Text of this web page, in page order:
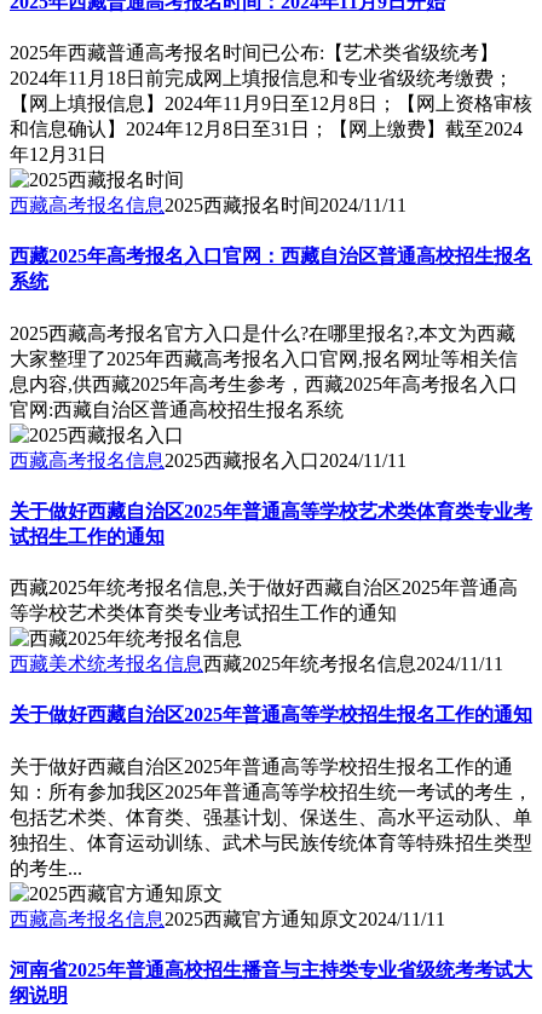
2025年西藏普通高考报名时间已公布:【艺术类省级统考】
2024年11月18日前完成网上填报信息和专业省级统考缴费；
【网上填报信息】2024年11月9日至12月8日；【网上资格审核
和信息确认】2024年12月8日至31日；【网上缴费】截至2024
年12月31日
西藏高考报名信息2025西藏报名时间2024/11/11
西藏2025年高考报名入口官网：西藏自治区普通高校招生报名
系统
2025西藏高考报名官方入口是什么?在哪里报名?,本文为西藏
大家整理了2025年西藏高考报名入口官网,报名网址等相关信
息内容,供西藏2025年高考生参考，西藏2025年高考报名入口
官网:西藏自治区普通高校招生报名系统
西藏高考报名信息2025西藏报名入口2024/11/11
关于做好西藏自治区2025年普通高等学校艺术类体育类专业考
试招生工作的通知
西藏2025年统考报名信息,关于做好西藏自治区2025年普通高
等学校艺术类体育类专业考试招生工作的通知
西藏美术统考报名信息西藏2025年统考报名信息2024/11/11
关于做好西藏自治区2025年普通高等学校招生报名工作的通知
关于做好西藏自治区2025年普通高等学校招生报名工作的通
知：所有参加我区2025年普通高等学校招生统一考试的考生，
包括艺术类、体育类、强基计划、保送生、高水平运动队、单
独招生、体育运动训练、武术与民族传统体育等特殊招生类型
的考生...
西藏高考报名信息2025西藏官方通知原文2024/11/11
河南省2025年普通高校招生播音与主持类专业省级统考考试大
纲说明